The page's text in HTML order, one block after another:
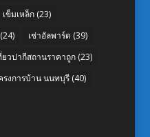
เข็มเหล็ก(23)
(24) เช่าอัลพาร์ด (39)
ยวปากีสถานราคาถูก(23)
รงการบ้าน นนทบุรี(40)